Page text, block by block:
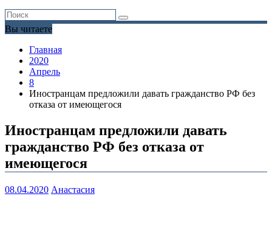
Вы читаете
Главная
2020
Апрель
8
Иностранцам предложили давать гражданство РФ без
отказа от имеющегося
Иностранцам предложили давать
гражданство РФ без отказа от
имеющегося
08.04.2020 Анастасия